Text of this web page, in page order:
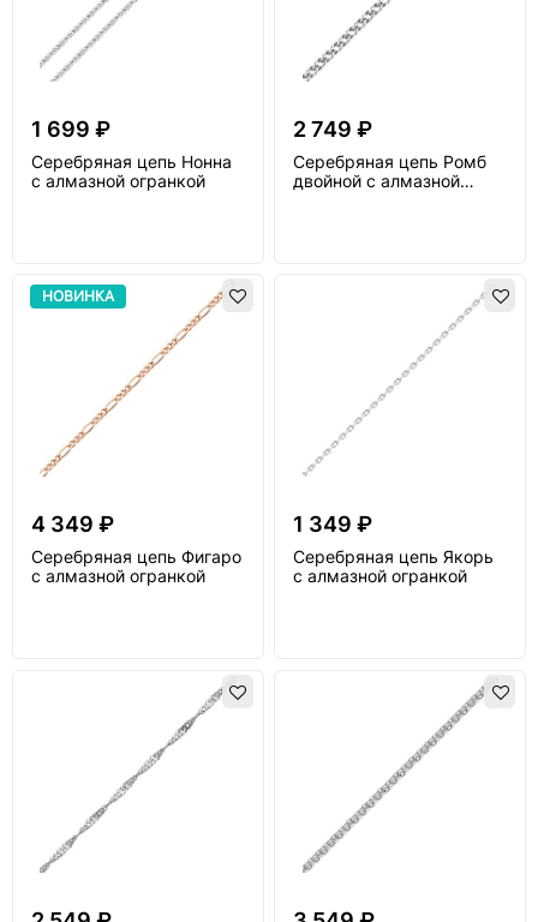
1 699 ₽
Серебряная цепь Нонна
с алмазной огранкой
2 749 ₽
Серебряная цепь Ромб
двойной с алмазной
НОВИНКА
4 349 ₽
Серебряная цепь Фигаро
с алмазной огранкой
1 349 ₽
Серебряная цепь Якорь
с алмазной огранкой